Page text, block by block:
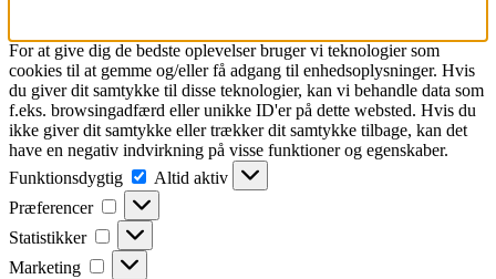
For at give dig de bedste oplevelser bruger vi teknologier som
cookies til at gemme og/eller få adgang til enhedsoplysninger. Hvis
du giver dit samtykke til disse teknologier, kan vi behandle data som
f.eks. browsingadfærd eller unikke ID'er på dette websted. Hvis du
ikke giver dit samtykke eller trækker dit samtykke tilbage, kan det
have en negativ indvirkning på visse funktioner og egenskaber.
Funktionsdygtig
Funktionsdygtig
Altid aktiv
Præferencer
Præferencer
Statistikker Statistikker
Marketing Marketing